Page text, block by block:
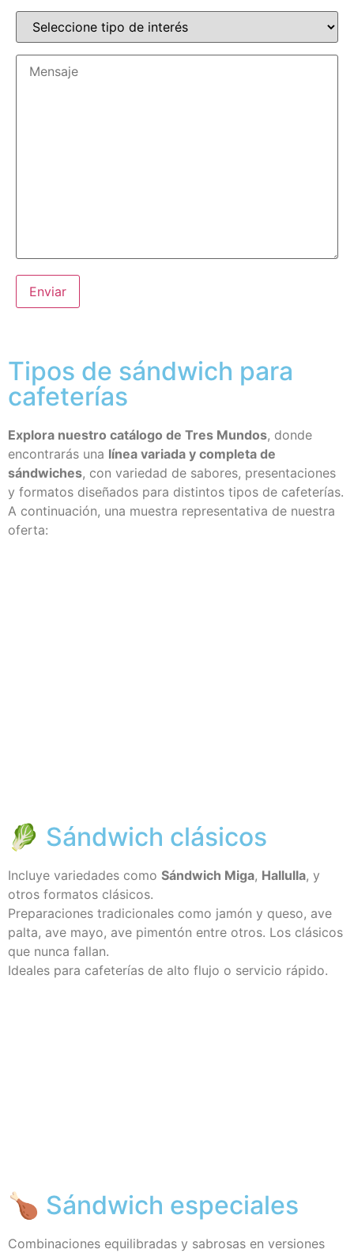
Tipos de sándwich para
cafeterías
Explora nuestro catálogo de Tres Mundos, donde
encontrarás una línea variada y completa de
sándwiches, con variedad de sabores, presentaciones
y formatos diseñados para distintos tipos de cafeterías.
A continuación, una muestra representativa de nuestra
oferta:
🥬 Sándwich clásicos
Incluye variedades como Sándwich Miga, Hallulla, y
otros formatos clásicos.
Preparaciones tradicionales como jamón y queso, ave
palta, ave mayo, ave pimentón entre otros. Los clásicos
que nunca fallan.
Ideales para cafeterías de alto flujo o servicio rápido.
🍗 Sándwich especiales
Combinaciones equilibradas y sabrosas en versiones